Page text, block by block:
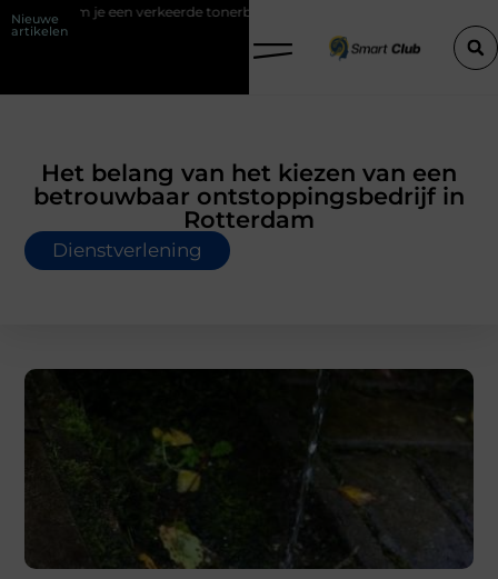
Nieuwe
artikelen
tonerbestelling bij HP printers
Het belang van het kiezen van een
betrouwbaar ontstoppingsbedrijf in
Rotterdam
Dienstverlening